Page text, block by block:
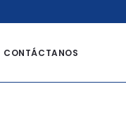
CONTÁCTANOS